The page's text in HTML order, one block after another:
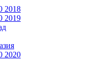
2018
2019
2020